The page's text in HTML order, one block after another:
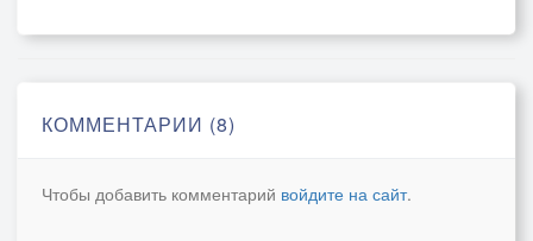
КОММЕНТАРИИ (8)
Чтобы добавить комментарий войдите на сайт.